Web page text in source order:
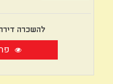
להשכרה